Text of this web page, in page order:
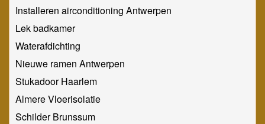
Installeren airconditioning Antwerpen
Lek badkamer
Waterafdichting
Nieuwe ramen Antwerpen
Stukadoor Haarlem
Almere Vloerisolatie
Schilder Brunssum